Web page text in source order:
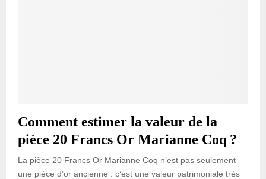
Comment estimer la valeur de la
pièce 20 Francs Or Marianne Coq ?
La pièce 20 Francs Or Marianne Coq n’est pas seulement
une pièce d’or ancienne : c’est une valeur patrimoniale très